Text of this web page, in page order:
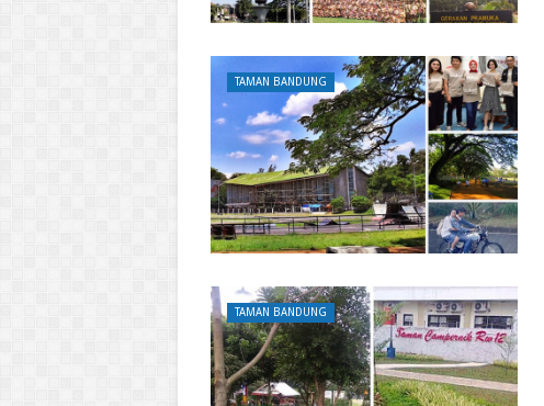
TAMAN BANDUNG
TAMAN BANDUNG